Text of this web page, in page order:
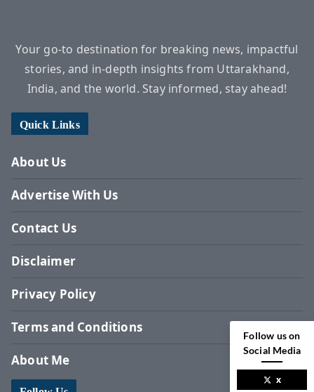
Your go-to destination for breaking news, impactful
stories, and in-depth insights from Uttarakhand,
India, and the world. Stay informed, stay ahead!
Quick Links
About Us
Advertise With Us
Contact Us
Disclaimer
Privacy Policy
Terms and Conditions
About Me
Follow us on
Social Media
x